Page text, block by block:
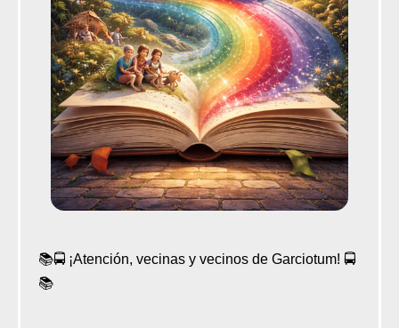
📚🚍 ¡Atención, vecinas y vecinos de Garciotum! 🚍
📚